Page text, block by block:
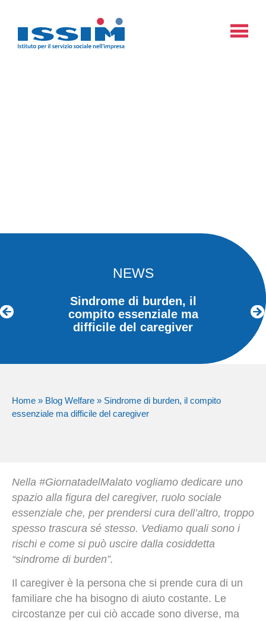
NEWS
Sindrome di burden, il
compito essenziale ma
difficile del caregiver
Home » Blog Welfare » Sindrome di burden, il compito
essenziale ma difficile del caregiver
Nella #GiornatadelMalato vogliamo dedicare uno
spazio alla figura del caregiver, ruolo sociale
essenziale che, per prendersi cura dell’altro, troppo
spesso trascura sé stesso. Vediamo quali sono i
rischi e come si può uscire dalla cosiddetta
“sindrome di burden”.
Il caregiver è la persona che si prende cura di un
familiare che ha bisogno di aiuto costante. Le
circostanze per cui ciò accade sono diverse, ma